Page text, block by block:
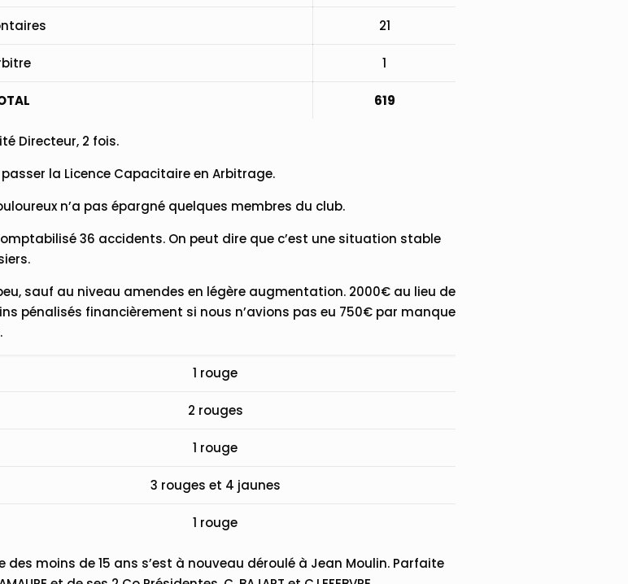
21
1
619
Directeur, 2 fois.
la Licence Capacitaire en Arbitrage.
n’a pas épargné quelques membres du club.
36 accidents. On peut dire que c’est une situation stable
sauf au niveau amendes en légère augmentation. 2000€ au lieu de
pénalisés financièrement si nous n’avions pas eu 750€ par manque
1 rouge
2 rouges
1 rouge
3 rouges et 4 jaunes
1 rouge
des moins de 15 ans s’est à nouveau déroulé à Jean Moulin. Parfaite